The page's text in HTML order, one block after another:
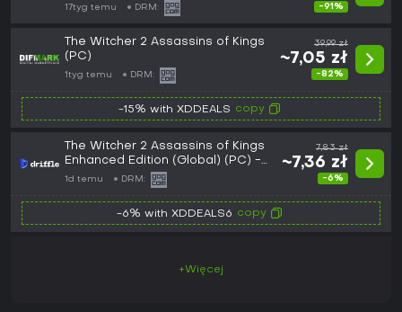
17tyg temu DRM: -91%
The Witcher 2 Assassins of Kings
(PC)
1tyg temu DRM:
39,99 zł
~7,05 zł
-82%
-15% with XDDEALS copy
The Witcher 2 Assassins of Kings
Enhanced Edition (Global) (PC) -
GOG - Digital Key
1d temu DRM:
7,83 zł
~7,36 zł
-6%
-6% with XDDEALS6 copy
+Więcej